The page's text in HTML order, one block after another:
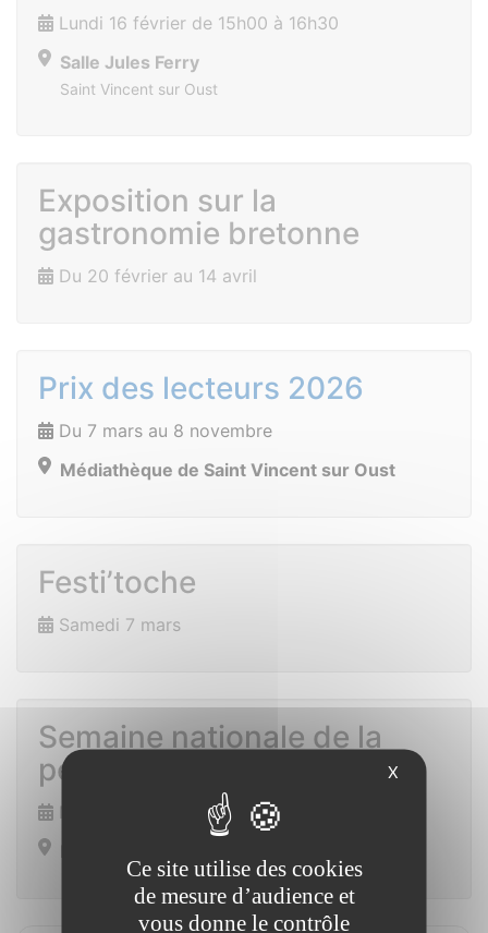
Lundi 16 février de 15h00 à 16h30
Salle Jules Ferry
Saint Vincent sur Oust
Exposition sur la
gastronomie bretonne
Du 20 février au 14 avril
Prix des lecteurs 2026
Du 7 mars au 8 novembre
Médiathèque de Saint Vincent sur Oust
Festi’toche
Samedi 7 mars
Semaine nationale de la
petite enfance 18 mars
Mercredi 18 mars de 10h00 à 11h00
X
Ce site utilise des cookies
de mesure d’audience et
vous donne le contrôle